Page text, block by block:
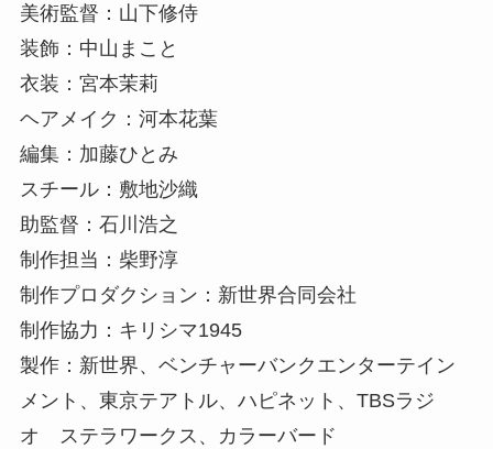
美術監督：山下修侍
装飾：中山まこと
衣装：宮本茉莉
ヘアメイク：河本花葉
編集：加藤ひとみ
スチール：敷地沙織
助監督：石川浩之
制作担当：柴野淳
制作プロダクション：新世界合同会社
制作協力：キリシマ1945
製作：新世界、ベンチャーバンクエンターテイン
メント、東京テアトル、ハピネット、TBSラジ
オ ステラワークス、カラーバード